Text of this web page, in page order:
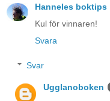
Hanneles boktips
Kul för vinnaren!
Svara
Svar
Ugglanoboken